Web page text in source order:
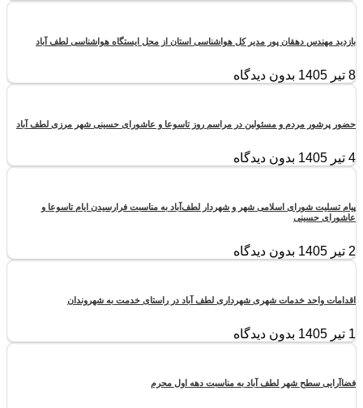
بازدید مهندس دهقان پور مدیر کل هواشناسی استان از محل ایستگاه هواشناسی لطف آباد
8 تیر 1405 بدون دیدگاه
حضور پرشور مردم و مسئولین در مراسم روز تاسوعا و عاشورای حسینی شهر مرزی لطف آباد
4 تیر 1405 بدون دیدگاه
پیام تسلیت شورای اسلامی شهر و شهردار لطف‌آباد به مناسبت فرارسیدن ایام تاسوعا و
عاشورای حسینی
2 تیر 1405 بدون دیدگاه
اقدامات واحد خدمات شهری شهرداری لطف آباد در راستای خدمت به شهروندان
1 تیر 1405 بدون دیدگاه
فضاآرایی سطح شهر لطف آباد به مناسبت دهه اول محرم